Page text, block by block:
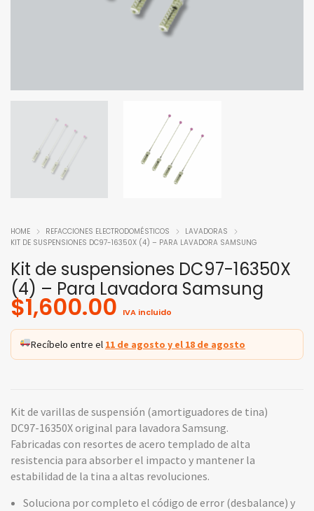
HOME REFACCIONES ELECTRODOMÉSTICOS
LAVADORAS
KIT DE SUSPENSIONES DC97-16350X (4) – PARA LAVADORA SAMSUNG
Kit de suspensiones DC97-16350X
(4) – Para Lavadora Samsung
$1,600.00 IVA incluido
Recíbelo entre el 11 de agosto y el 18 de agosto
Kit de varillas de suspensión (amortiguadores de tina)
DC97-16350X original para lavadora Samsung.
Fabricadas con resortes de acero templado de alta
resistencia para absorber el impacto y mantener la
estabilidad de la tina a altas revoluciones.
Soluciona por completo el código de error (desbalance) y